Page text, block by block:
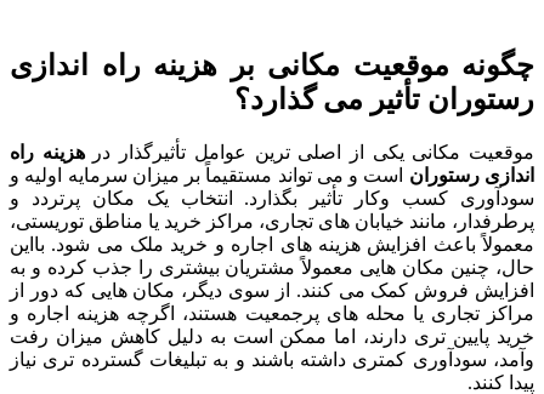
چگونه موقعیت مکانی بر هزینه راه اندازی
رستوران تأثیر می گذارد؟
موقعیت مکانی یکی از اصلی ترین عوامل تأثیرگذار درهزینه راه
اندازی رستوران است و می تواند مستقیماً بر میزان سرمایه اولیه و
سودآوری کسب وکار تأثیر بگذارد. انتخاب یک مکان پرتردد و
پرطرفدار، مانند خیابان های تجاری، مراکز خرید یا مناطق توریستی،
معمولاً باعث افزایش هزینه های اجاره و خرید ملک می شود. بااین
حال، چنین مکان هایی معمولاً مشتریان بیشتری را جذب کرده و به
افزایش فروش کمک می کنند. از سوی دیگر، مکان هایی که دور از
مراکز تجاری یا محله های پرجمعیت هستند، اگرچه هزینه اجاره و
خرید پایین تری دارند، اما ممکن است به دلیل کاهش میزان رفت
وآمد، سودآوری کمتری داشته باشند و به تبلیغات گسترده تری نیاز
پیدا کنند.